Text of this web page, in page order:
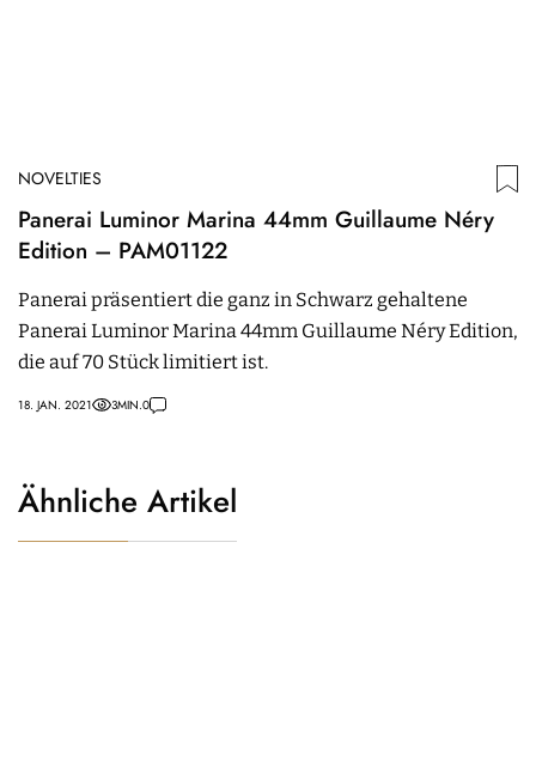
NOVELTIES
Panerai Luminor Marina 44mm Guillaume Néry
Edition – PAM01122
Panerai präsentiert die ganz in Schwarz gehaltene
Panerai Luminor Marina 44mm Guillaume Néry Edition,
die auf 70 Stück limitiert ist.
18. JAN. 2021 3MIN.0
Ähnliche Artikel